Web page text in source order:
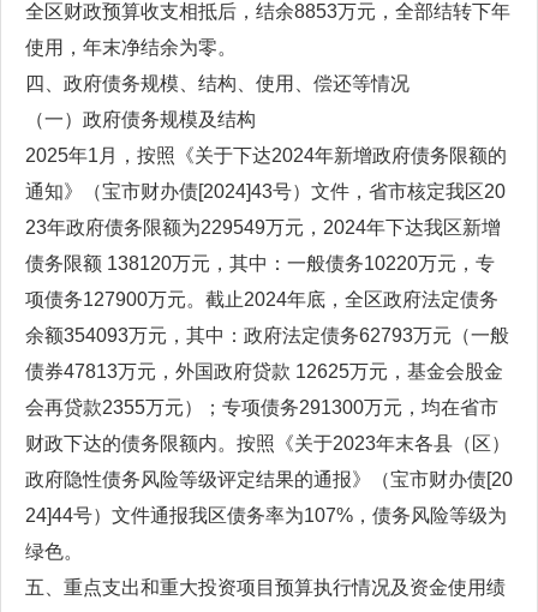
全区财政预算收支相抵后，结余8853万元，全部结转下年
使用，年末净结余为零。
四、政府债务规模、结构、使用、偿还等情况
（一）政府债务规模及结构
2025年1月，按照《关于下达2024年新增政府债务限额的
通知》（宝市财办债[2024]43号）文件，省市核定我区20
23年政府债务限额为229549万元，2024年下达我区新增
债务限额 138120万元，其中：一般债务10220万元，专
项债务127900万元。截止2024年底，全区政府法定债务
余额354093万元，其中：政府法定债务62793万元（一般
债券47813万元，外国政府贷款 12625万元，基金会股金
会再贷款2355万元）；专项债务291300万元，均在省市
财政下达的债务限额内。按照《关于2023年末各县（区）
政府隐性债务风险等级评定结果的通报》（宝市财办债[20
24]44号）文件通报我区债务率为107%，债务风险等级为
绿色。
五、重点支出和重大投资项目预算执行情况及资金使用绩